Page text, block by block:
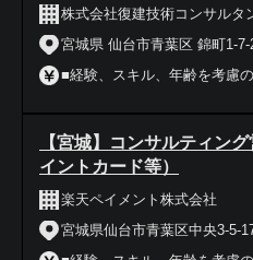
株式会社復建技術コンサルタ
宮城県 仙台市青葉区 錦町1-7-
■経験、スキル、年齢を考慮
【宮城】コンサルティン
イントカード等）
楽天ペイメント株式会社
宮城県仙台市青葉区中央3-5-